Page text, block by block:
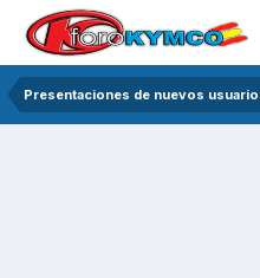
Presentaciones de nuevos